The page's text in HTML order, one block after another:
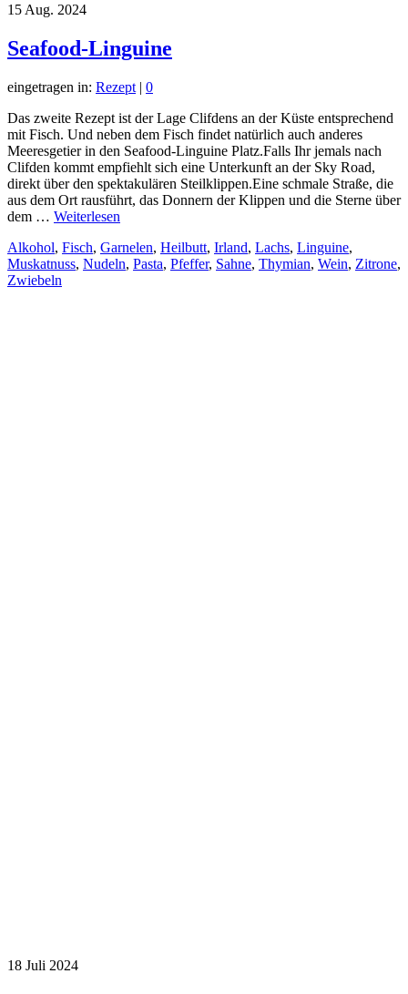
15 Aug. 2024
Seafood-Linguine
eingetragen in: Rezept | 0
Das zweite Rezept ist der Lage Clifdens an der Küste entsprechend
mit Fisch. Und neben dem Fisch findet natürlich auch anderes
Meeresgetier in den Seafood-Linguine Platz.Falls Ihr jemals nach
Clifden kommt empfiehlt sich eine Unterkunft an der Sky Road,
direkt über den spektakulären Steilklippen.Eine schmale Straße, die
aus dem Ort rausführt, das Donnern der Klippen und die Sterne über
dem … Weiterlesen
Alkohol, Fisch, Garnelen, Heilbutt, Irland, Lachs, Linguine,
Muskatnuss, Nudeln, Pasta, Pfeffer, Sahne, Thymian, Wein, Zitrone,
Zwiebeln
18 Juli 2024